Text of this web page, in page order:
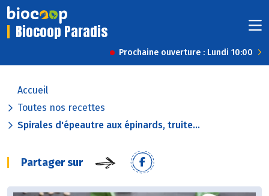
Biocoop Paradis
Prochaine ouverture : Lundi 10:00
Accueil
Toutes nos recettes
Spirales d'épeautre aux épinards, truite...
Partager sur